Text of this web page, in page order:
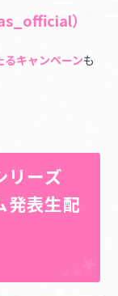
）
るキャンペーンも
リーズ
発表生配